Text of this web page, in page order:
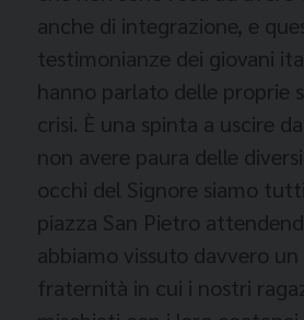
anche di integrazione, e
testimonianze dei giovani
hanno parlato delle proprie
crisi. È una spinta a uscire
non avere paura delle
occhi del Signore siamo
piazza San Pietro
abbiamo vissuto davvero
fraternità in cui i nostri